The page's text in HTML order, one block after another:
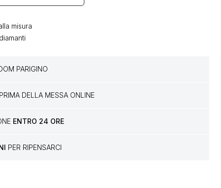
misura
PARIGINO
PRIMA DELLA MESSA ONLINE
ENTRO 24 ORE
PER RIPENSARCI